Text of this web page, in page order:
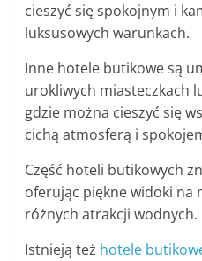
cieszyć się spokojnym i
luksusowych warunkach.
Inne hotele butikowe są
urokliwych miasteczkach
gdzie można cieszyć się
cichą atmosferą i
Część hoteli butikowych
oferując piękne widoki na
różnych atrakcji wodnych.
Istnieją też hotele